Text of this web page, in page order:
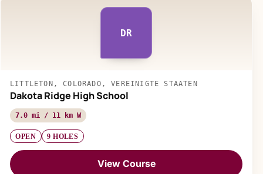
DR
LITTLETON, COLORADO, VEREINIGTE STAATEN
Dakota Ridge High School
7.0 mi / 11 km W
OPEN 9 HOLES
View Course